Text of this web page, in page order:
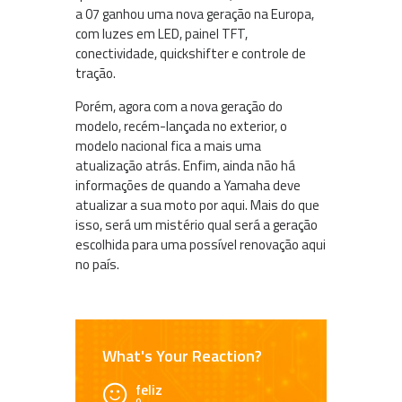
a 07 ganhou uma nova geração na Europa,
com luzes em LED, painel TFT,
conectividade, quickshifter e controle de
tração.
Porém, agora com a nova geração do
modelo, recém-lançada no exterior, o
modelo nacional fica a mais uma
atualização atrás. Enfim, ainda não há
informações de quando a Yamaha deve
atualizar a sua moto por aqui. Mais do que
isso, será um mistério qual será a geração
escolhida para uma possível renovação aqui
no país.
What's Your Reaction?
feliz